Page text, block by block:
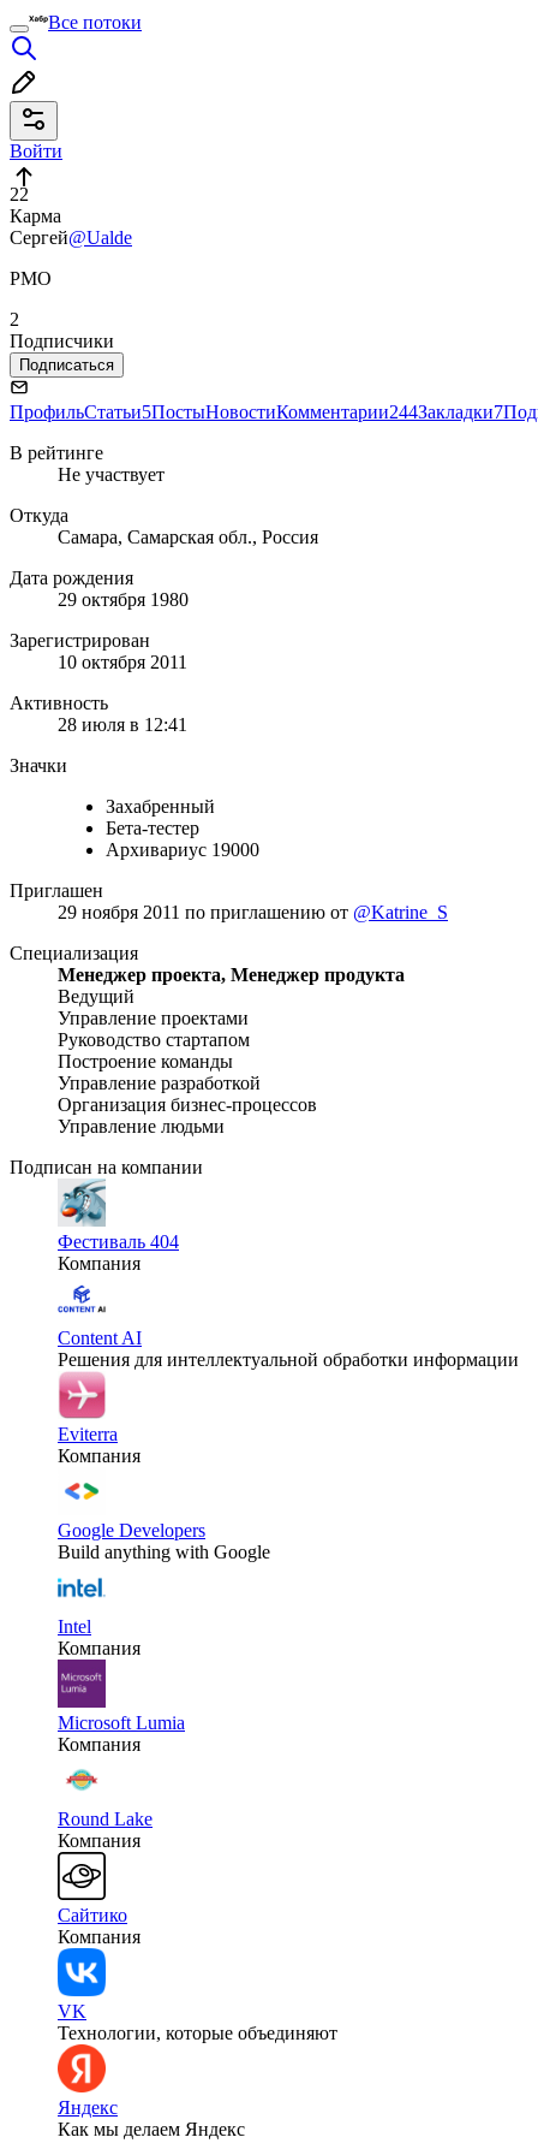
Все потоки
Войти
22
Карма
Сергей@Ualde
PMO
2
Подписчики
Подписаться
ПрофильСтатьи5ПостыНовостиКомментарии244Закладки7
В рейтинге
Не участвует
Откуда
Самара, Самарская обл., Россия
Дата рождения
29 октября 1980
Зарегистрирован
10 октября 2011
Активность
28 июля в 12:41
Значки
Захабренный
Бета-тестер
Архивариус 19000
Приглашен
29 ноября 2011 по приглашению от @Katrine_S
Специализация
Менеджер проекта, Менеджер продукта
Ведущий
Управление проектами
Руководство стартапом
Построение команды
Управление разработкой
Организация бизнес-процессов
Управление людьми
Подписан на компании
Фестиваль 404
Компания
Content AI
Решения для интеллектуальной обработки информации
Eviterra
Компания
Google Developers
Build anything with Google
Intel
Компания
Microsoft Lumia
Компания
Round Lake
Компания
Сайтико
Компания
VK
Технологии, которые объединяют
Яндекс
Как мы делаем Яндекс